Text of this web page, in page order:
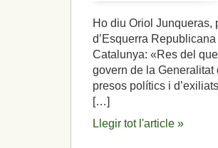
Ho diu Oriol Junqueras,
d’Esquerra
Catalunya: «Res del
govern de la
presos polítics i
[…]
Llegir tot l'article »